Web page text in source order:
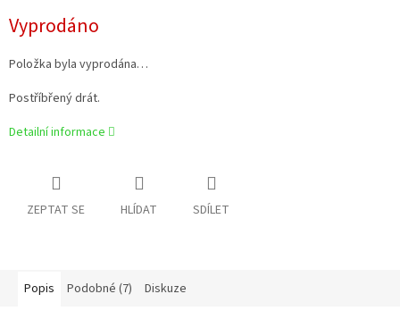
cena:
Vyprodáno
Položka byla vyprodána…
Postříbřený drát.
Detailní informace
ZEPTAT SE HLÍDAT SDÍLET
Popis Podobné (7) Diskuze